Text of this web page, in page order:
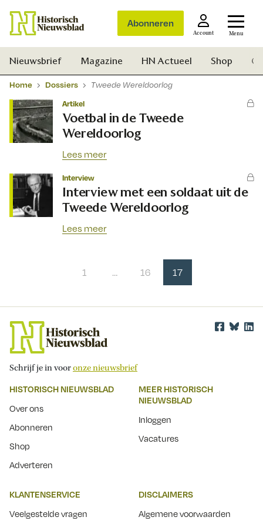
Abonneren
Account Menu
Nieuwsbrief Magazine HN Actueel Shop
Home Dossiers Tweede Wereldoorlog
Artikel
Voetbal in de Tweede
Wereldoorlog
Lees meer
Interview
Interview met een soldaat uit de
Tweede Wereldoorlog
Lees meer
1 … 16 17
Schrijf je in vooronze nieuwsbrief
HISTORISCH NIEUWSBLAD
Over ons
Abonneren
Shop
Adverteren
MEER HISTORISCH
NIEUWSBLAD
Inloggen
Vacatures
KLANTENSERVICE
Veelgestelde vragen
DISCLAIMERS
Algemene voorwaarden